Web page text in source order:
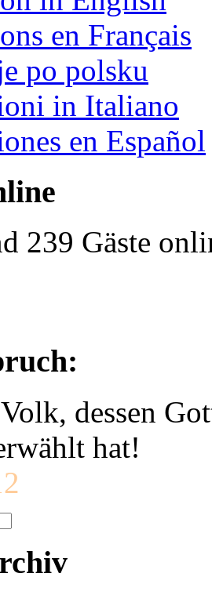
en Français
po polsku
in Italiano
en Español
239 Gäste
dessen
hat!